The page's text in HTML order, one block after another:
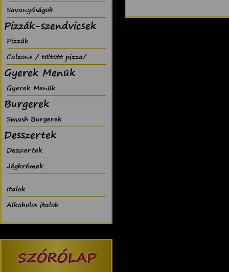
Savanyúságok
Pizzák-szendvicsek
Pizzák
Calzone / töltött pizza/
Gyerek Menük
Gyerek Menük
Burgerek
Smash Burgerek
Desszertek
Desszertek
Jégkrémek
Italok
Alkoholos italok
SZÓRÓLAP